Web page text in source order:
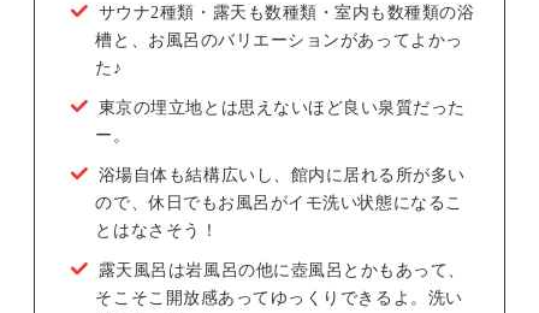
サウナ2種類・露天も数種類・室内も数種類の浴
槽と、お風呂のバリエーションがあってよかっ
た♪
東京の埋立地とは思えないほど良い泉質だった
ー。
浴場自体も結構広いし、館内に居れる所が多い
ので、休日でもお風呂がイモ洗い状態になるこ
とはなさそう！
露天風呂は岩風呂の他に壺風呂とかもあって、
そこそこ開放感あってゆっくりできるよ。洗い